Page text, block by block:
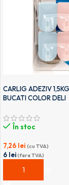
CARLIG ADEZIV
BUCATI COLOR DELI
În stoc
7,26 lei (cu TVA)
6 lei(fara TVA)
ADAUGĂ ÎN COȘ